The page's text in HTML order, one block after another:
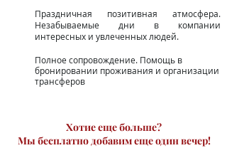
Праздничная позитивная атмосфера.
Незабываемые дни в компании
интересных и увлеченных людей.
Полное сопровождение. Помощь в
бронировании проживания и организации
трансферов
Хотие еще больше?
Мы бесплатно добавим еще один вечер!